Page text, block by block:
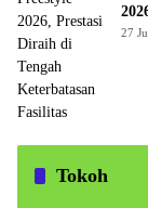
27
Tokoh